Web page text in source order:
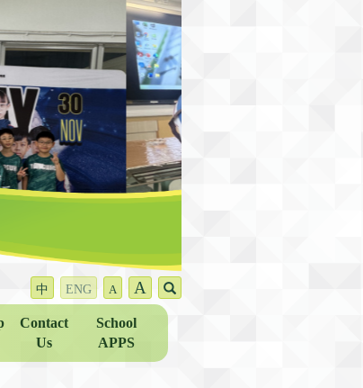
中 ENG A A
Contact
Us
School
APPS